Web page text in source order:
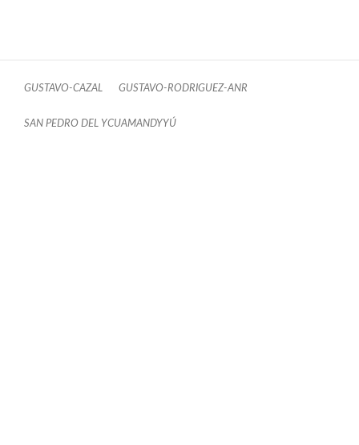
GUSTAVO-CAZAL GUSTAVO-RODRIGUEZ-ANR
SAN PEDRO DEL YCUAMANDYYÚ